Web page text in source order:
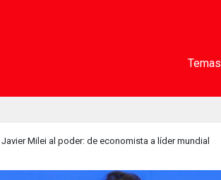
Temas
Milei al poder: de economista a líder mundial